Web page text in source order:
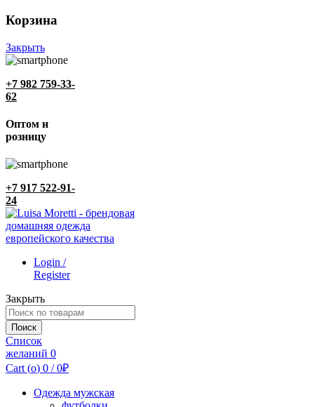
Корзина
Закрыть
+7 982 759-33-
62
Оптом и
розницу
+7 917 522-91-
24
Login /
Register
Закрыть
Поиск
по:Поиск
Список
желаний 0
Cart (o) 0 / 0₽
Одежда мужская